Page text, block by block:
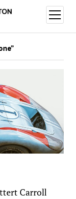
Menü
öffnen
Carroll